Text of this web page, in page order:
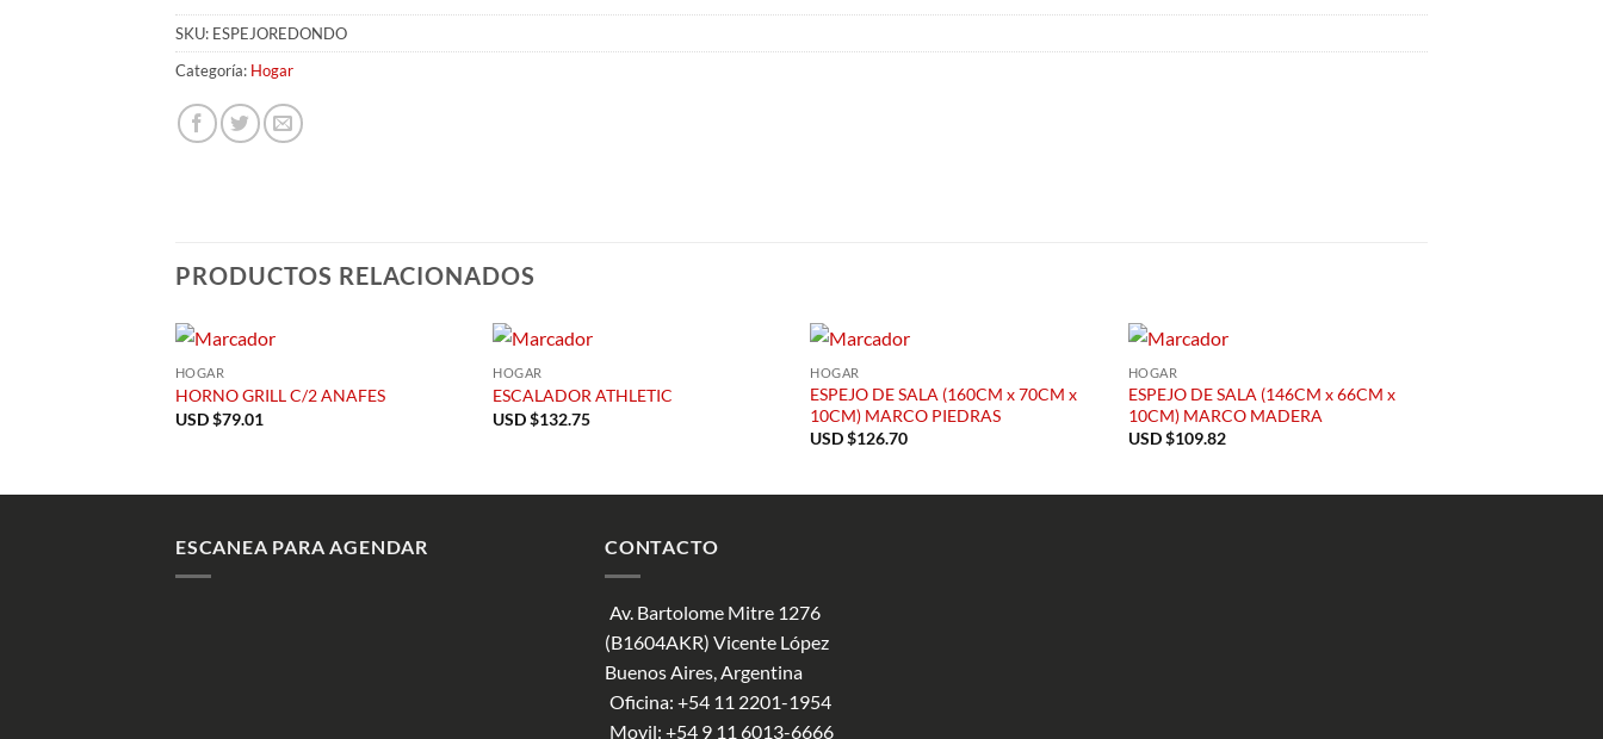
SKU: ESPEJOREDONDO
Categoría: Hogar
PRODUCTOS RELACIONADOS
HOGAR
HORNO GRILL C/2 ANAFES
USD $79.01
HOGAR
ESCALADOR ATHLETIC
USD $132.75
HOGAR
ESPEJO DE SALA (160CM x 70CM x
10CM) MARCO PIEDRAS
USD $126.70
HOGAR
ESPEJO DE SALA (146CM x 66CM x
10CM) MARCO MADERA
USD $109.82
ESCANEA PARA AGENDAR CONTACTO
Av. Bartolome Mitre 1276
(B1604AKR) Vicente López
Buenos Aires, Argentina
Oficina: +54 11 2201-1954
Movil: +54 9 11 6013-6666